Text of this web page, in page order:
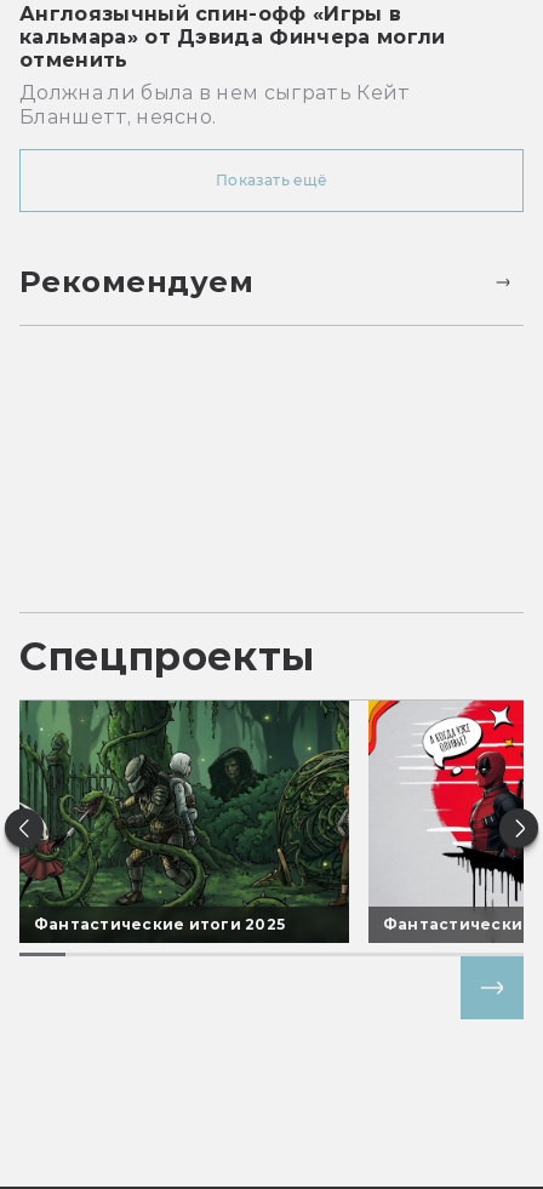
Англоязычный спин-офф «Игры в
кальмара» от Дэвида Финчера могли
отменить
Должна ли была в нем сыграть Кейт
Бланшетт, неясно.
Показать ещё
Рекомендуем
Спецпроекты
Фантастические итоги 2025 Фантастические